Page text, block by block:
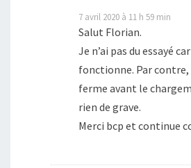
7 avril 2020 à 11 h 59 min
Salut Florian.
Je n’ai pas du essayé
fonctionne. Par contre,
ferme avant le
rien de grave.
Merci bcp et continue